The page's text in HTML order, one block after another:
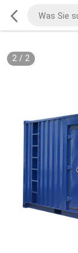
2/ 2